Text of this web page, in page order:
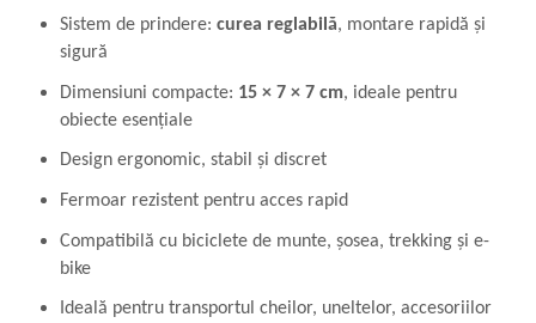
Sistem de prindere: curea reglabilă, montare rapidă și
sigură
Dimensiuni compacte: 15 × 7 × 7 cm, ideale pentru
obiecte esențiale
Design ergonomic, stabil și discret
Fermoar rezistent pentru acces rapid
Compatibilă cu biciclete de munte, șosea, trekking și e-
bike
Ideală pentru transportul cheilor, uneltelor, accesoriilor